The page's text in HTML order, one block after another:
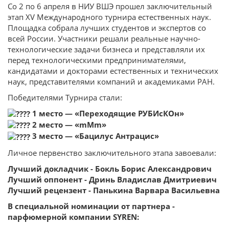
Со 2 по 6 апреля в НИУ ВШЭ прошел заключительный
этап XV Международного турнира естественных наук.
Площадка собрала лучших студентов и экспертов со
всей России. Участники решали реальные научно-
технологические задачи бизнеса и представляли их
перед технологическими предпринимателями,
кандидатами и докторами естественных и технических
наук, представителями компаний и академиками РАН.
Победителями Турнира стали:
1 место — «Переходящие РУБИсКОн»
2 место — «mМm»
3 место — «Бацилус Антрацис»
Личное первенство заключительного этапа завоевали:
Лучший докладчик - Бокль Борис Александрович
Лучший оппонент - Дринь Владислав Дмитриевич
Лучший рецензент - Панькина Варвара Васильевна
В специальной номинации от партнера -
парфюмерной компании SYREN: